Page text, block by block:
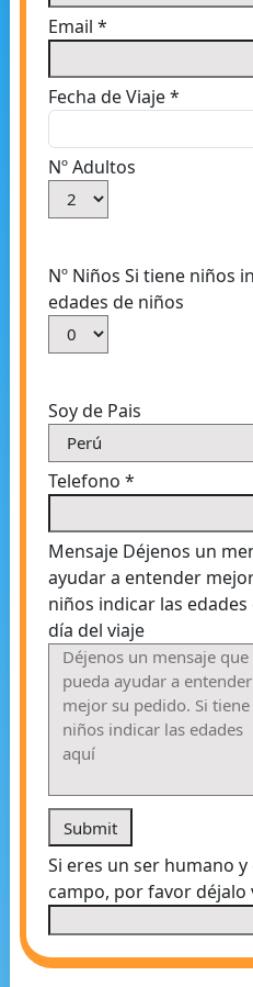
Email *
Fecha de Viaje*
Nº Adultos
Nº Niños Si tiene niños
edades de niños
Soy de Pais
Telefono *
Mensaje Déjenos un
ayudar a entender
niños indicar las
día del viaje
Si eres un ser humano
campo, por favor déjalo